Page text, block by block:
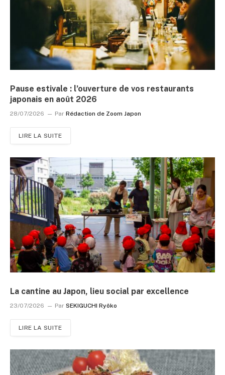
Pause estivale : l’ouverture de vos restaurants
japonais en août 2026
28/07/2026 Par Rédaction de Zoom Japon
LIRE LA SUITE
La cantine au Japon, lieu social par excellence
23/07/2026 Par SEKIGUCHI Ryôko
LIRE LA SUITE